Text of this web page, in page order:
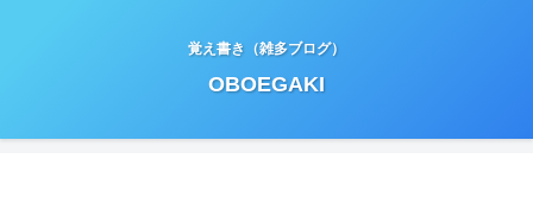
覚え書き（雑多ブログ）
OBOEGAKI